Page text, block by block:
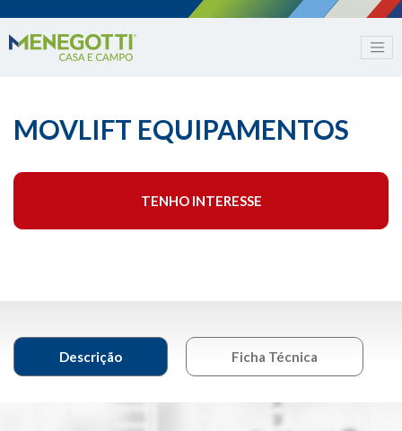
MOVLIFT EQUIPAMENTOS
TENHO INTERESSE
Descrição Ficha Técnica